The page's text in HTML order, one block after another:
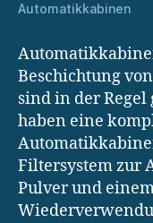
Automatikkabinen
Beschichtung
sind in der
haben eine
Filtersystem zur
Pulver und